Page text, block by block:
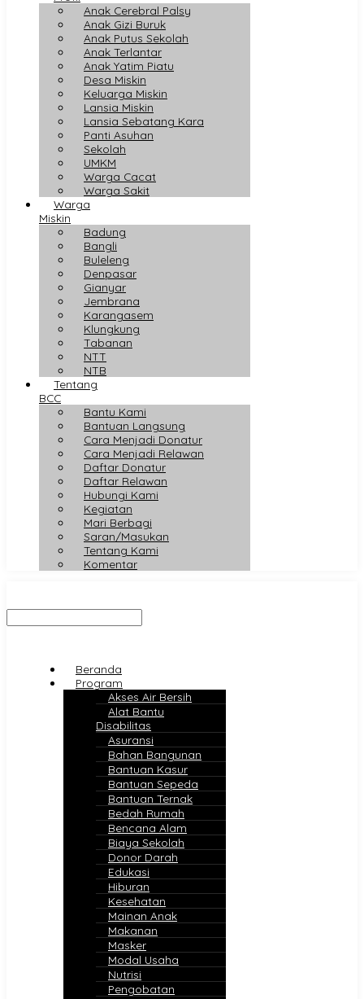
Anak Cerebral Palsy
Anak Gizi Buruk
Anak Putus Sekolah
Anak Terlantar
Anak Yatim Piatu
Desa Miskin
Keluarga Miskin
Lansia Miskin
Lansia Sebatang Kara
Panti Asuhan
Sekolah
UMKM
Warga Cacat
Warga Sakit
Warga
Miskin
Badung
Bangli
Buleleng
Denpasar
Gianyar
Jembrana
Karangasem
Klungkung
Tabanan
NTT
NTB
Tentang
BCC
Bantu Kami
Bantuan Langsung
Cara Menjadi Donatur
Cara Menjadi Relawan
Daftar Donatur
Daftar Relawan
Hubungi Kami
Kegiatan
Mari Berbagi
Saran/Masukan
Tentang Kami
Komentar
Beranda
Program
Akses Air Bersih
Alat Bantu
Disabilitas
Asuransi
Bahan Bangunan
Bantuan Kasur
Bantuan Sepeda
Bantuan Ternak
Bedah Rumah
Bencana Alam
Biaya Sekolah
Donor Darah
Edukasi
Hiburan
Kesehatan
Mainan Anak
Makanan
Masker
Modal Usaha
Nutrisi
Pengobatan